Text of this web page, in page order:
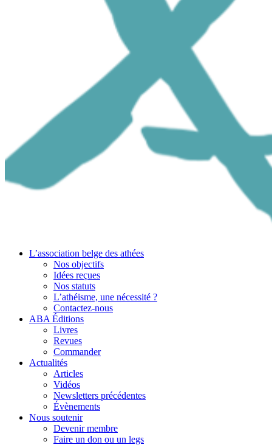
L’association belge des athées
Nos objectifs
Idées reçues
Nos statuts
L’athéisme, une nécessité ?
Contactez-nous
ABA Éditions
Livres
Revues
Commander
Actualités
Articles
Vidéos
Newsletters précédentes
Évènements
Nous soutenir
Devenir membre
Faire un don ou un legs